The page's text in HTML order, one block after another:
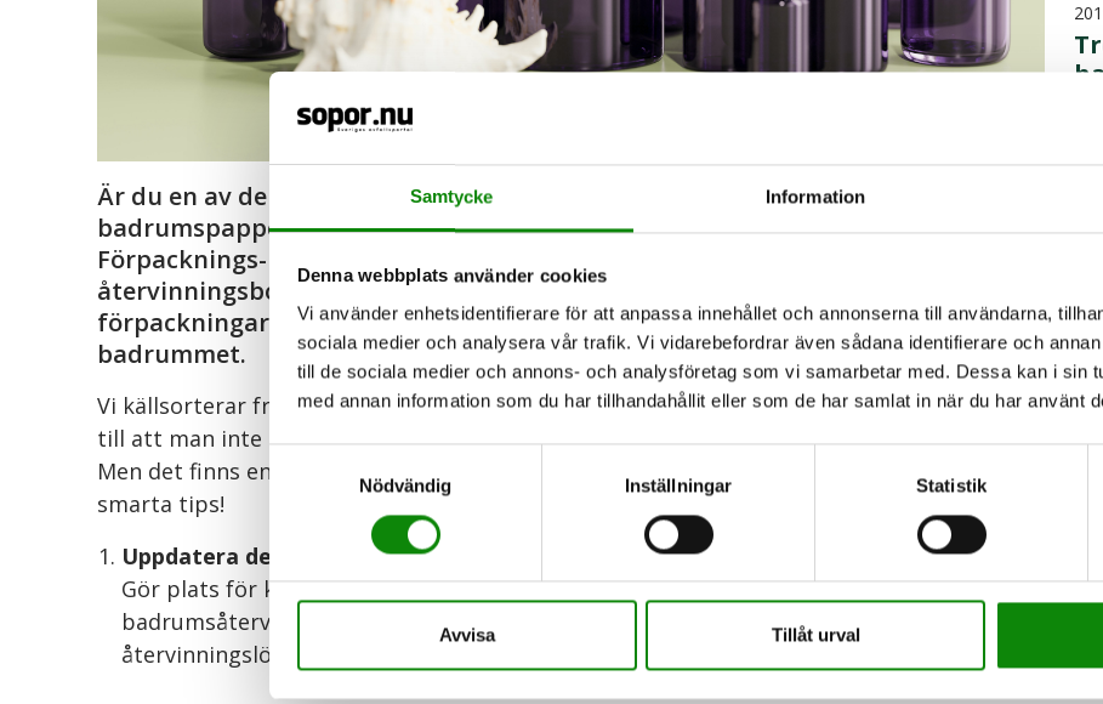
Samtycke Information
Denna webbplats använder cookies
Vi använder enhetsidentifierare för att anpassa innehållet och annonserna till användarna,
sociala medier och analysera vår trafik. Vi vidarebefordrar även sådana identifierare och
till de sociala medier och annons- och analysföretag som vi samarbetar med. Dessa kan i sin
med annan information som du har tillhandahållit eller som de har samlat in när du har använt
Nödvändig
Inställningar Statistik
Avvisa Tillåt urval
Är du en av dem som kastar tandkrämstuben eller schampoflaskan direkt i
badrumspapperskorgen? Du är inte ensam. Enligt en undersökning från
Förpacknings- och Tidningsinsamlingen (FTI) är badrummet en riktig
återvinningsbov där många av oss glömmer bort att källsortera våra
förpackningar. Här är tipsen för att komma ihåg att återvinna även i
badrummet.
Vi källsorterar framför allt i köket - men glömmer ofta badrummet. Andra vanliga orsaker
till att man inte återvinner badrumsförpackningar är platsbrist eller ren bekvämlighet.
Men det finns enkla lösningar för att underlätta återvinning även i badrummet. Här är tre
smarta tips!
Uppdatera den dagliga skönhetsrutinen
Gör plats för källsortering i badrummet så blir det lättare att göra
badrumsåtervinningen till en daglig rutin. Med en synlig och lättåtkomlig
återvinningslösning går det av bara farten att slänga rätt sak på rätt plats.